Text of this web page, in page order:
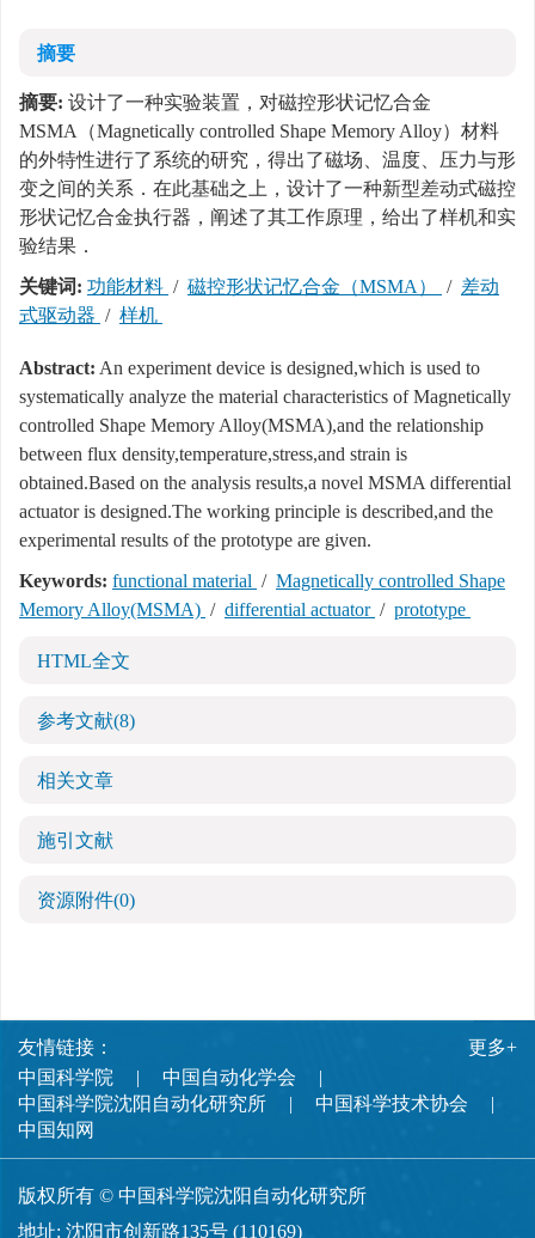
摘要
摘要: 设计了一种实验装置，对磁控形状记忆合金
MSMA（Magnetically controlled Shape Memory Alloy）材料
的外特性进行了系统的研究，得出了磁场、温度、压力与形
变之间的关系．在此基础之上，设计了一种新型差动式磁控
形状记忆合金执行器，阐述了其工作原理，给出了样机和实
验结果．
关键词: 功能材料 / 磁控形状记忆合金（MSMA） / 差动
式驱动器 / 样机
Abstract: An experiment device is designed,which is used to
systematically analyze the material characteristics of Magnetically
controlled Shape Memory Alloy(MSMA),and the relationship
between flux density,temperature,stress,and strain is
obtained.Based on the analysis results,a novel MSMA differential
actuator is designed.The working principle is described,and the
experimental results of the prototype are given.
Keywords: functional material / Magnetically controlled Shape
Memory Alloy(MSMA) / differential actuator / prototype
HTML全文
参考文献(8)
相关文章
施引文献
资源附件(0)
友情链接：
中国科学院
中国自动化学会
中国科学院沈阳自动化研究所
中国科学技术协会
中国知网
更多+
版权所有 © 中国科学院沈阳自动化研究所
地址: 沈阳市创新路135号 (110169)